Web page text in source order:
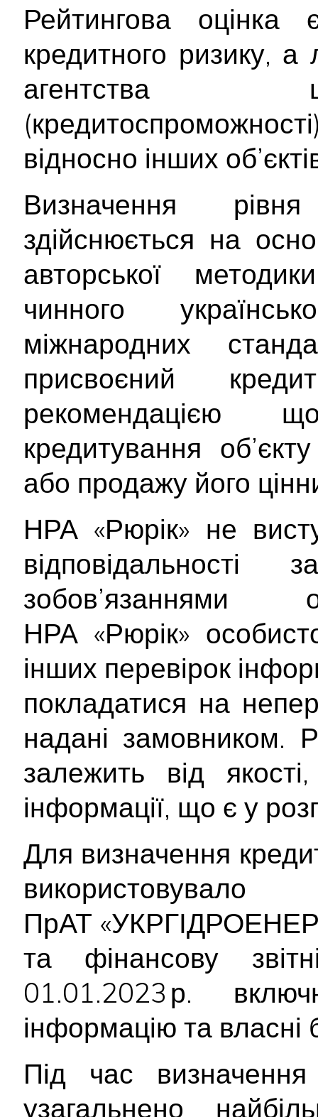
Рейтингова
кредитного ризику,
агентства
відносно інших
Визначення
здійснюється на
авторської
чинного
міжнародних
присвоєний
рекомендацією
кредитування
або продажу його
НРА «Рюрік» не
зобов’язаннями
НРА «Рюрік»
інших перевірок
покладатися на
надані замовником.
залежить від
інформації, що є у
Для визначення
ПрАТ
та фінансову
01.01.2023 р.
інформацію та власні
Під час визначення
узагальнено